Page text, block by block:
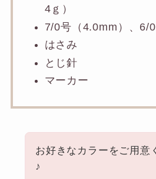
4ｇ）
7/0号（4.0mm）、6/0
はさみ
とじ針
マーカー
お好きなカラーをご用意
♪